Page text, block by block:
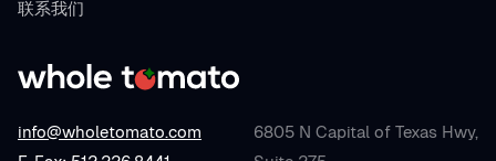
info@wholetomato.com
6805 N Capital of Texas Hwy,
联系我们